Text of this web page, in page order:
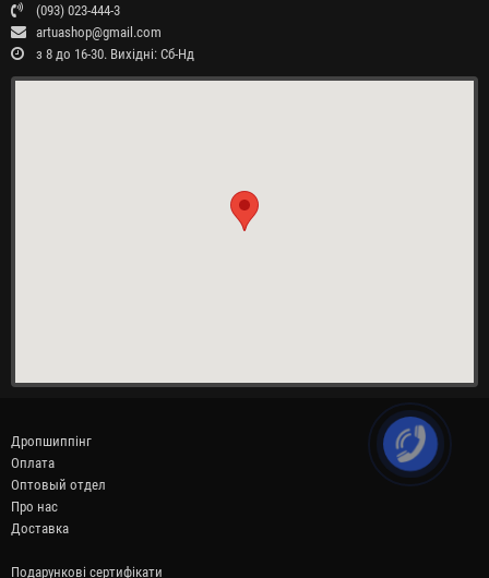
(093) 023-444-3
artuashop@gmail.com
з 8 до 16-30. Вихідні: Сб-Нд
Дропшиппінг
Оплата
Оптовый отдел
Про нас
Доставка
Подарункові сертифікати